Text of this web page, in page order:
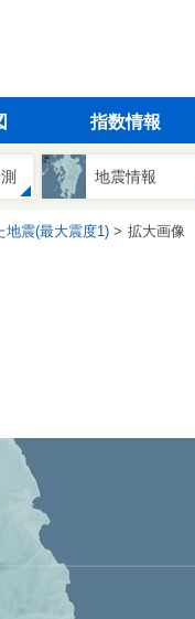
指数情報
地震情報
地震(最大震度1) 拡大画像